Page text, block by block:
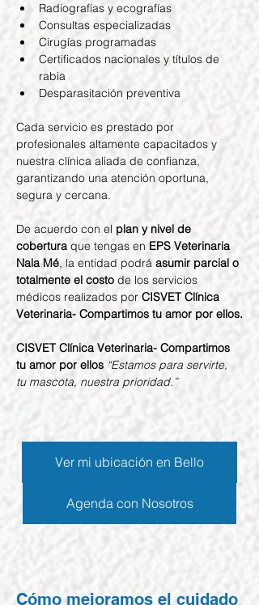
Radiografías y ecografías
Consultas especializadas
Cirugías programadas
Certificados nacionales y títulos de
rabia
Desparasitación preventiva
Cada servicio es prestado por
profesionales altamente capacitados y
nuestra clínica aliada de confianza,
garantizando una atención oportuna,
segura y cercana.
De acuerdo con el plan y nivel de
cobertura que tengas en EPS Veterinaria
Nala Mé, la entidad podrá asumir parcial o
totalmente el costo de los servicios
médicos realizados por CISVET Clínica
Veterinaria- Compartimos tu amor por ellos.
CISVET Clínica Veterinaria- Compartimos
tu amor por ellos “Estamos para servirte,
tu mascota, nuestra prioridad.”
Ver mi ubicación en Bello
Agenda con Nosotros
Cómo mejoramos el cuidado